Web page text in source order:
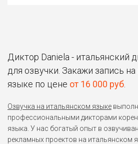
Диктор Daniela - итальянский
для озвучки. Закажи запись
языке по цене от 16 000 руб
Озвучка на итальянском языке
профессиональными дикторами
языка. У нас богатый опыт в
рекламных проектов на итальянском